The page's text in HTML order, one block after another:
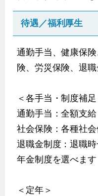
待遇／福利厚生
通勤手当、健康保
険、労災保険、退
＜各手当・制度補足
通勤手当：全額支給
社会保険：各種社
退職金制度：退職
年金制度を選べます
＜定年＞